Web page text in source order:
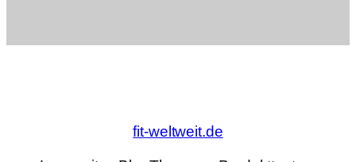
fit-weltweit.de